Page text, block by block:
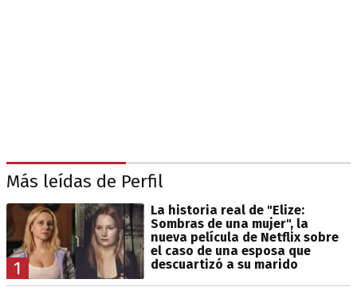
Más leídas de Perfil
1
La historia real de "Elize:
Sombras de una mujer", la
nueva película de Netflix sobre
el caso de una esposa que
descuartizó a su marido